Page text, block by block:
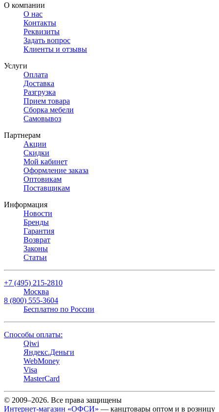
О компании
О нас
Контакты
Реквизиты
Задать вопрос
Клиенты и отзывы
Услуги
Оплата
Доставка
Разгрузка
Прием товара
Сборка мебели
Самовывоз
Партнерам
Акции
Скидки
Мой кабинет
Оформление заказа
Оптовикам
Поставщикам
Информация
Новости
Бренды
Гарантия
Возврат
Законы
Статьи
+7 (495) 215-2810
Москва
8 (800) 555-3604
Бесплатно по России
Способы оплаты:
Qiwi
Яндекс.Деньги
WebMoney
Visa
MasterCard
© 2009–2026. Все права защищены
Интернет-магазин «ОФСИ» — канцтовары оптом и в розницу